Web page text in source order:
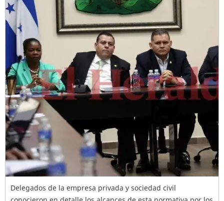
Delegados de la empresa privada y sociedad civil